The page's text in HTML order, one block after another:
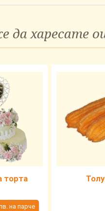
да харесате
торта
на парче